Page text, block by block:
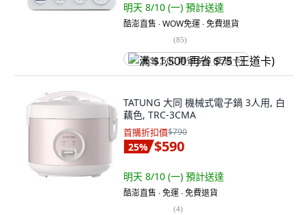
明天 8/10 (一) 預計送達
酷澎直售 ∙ WOW免運 ∙ 免費退貨
(85)
满 $1,500 再省 $75 (王道卡)
TATUNG 大同 機械式電子鍋 3人用, 白
藕色, TRC-3CMA
首購折扣價$790
25% $590
明天 8/10 (一) 預計送達
酷澎直售 ∙ 免運 ∙ 免費退貨
(4)